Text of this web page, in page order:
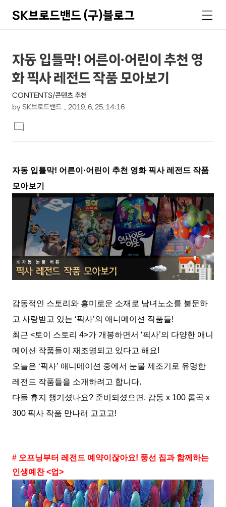
SK브로드밴드 (구)블로그
색
메
뉴
상
세
컨
텐
츠
본
문
제
목
자동 입틀막! 어른이·어린이 추천 영
화 픽사 레전드 작품 모아보기
CONTENTS/콘텐츠 추천
by SK브로드밴드 2019. 6. 25. 14:16
문
댓
글
자동 입틀막! 어른이·어린이 추천 영화 픽사 레전드 작품
모아보기
감동적인 스토리와 흥미로운 소재로 남녀노소를 불문하
고 사랑받고 있는 ‘픽사’의 애니메이션 작품들!
최근 <토이 스토리 4>가 개봉하면서 ‘픽사’의 다양한 애니
메이션 작품들이 재조명되고 있다고 해요!
오늘은 ‘픽사’ 애니메이션 중에서 눈물 제조기로 유명한
레전드 작품들을 소개하려고 합니다.
다들 휴지 챙기셨나요? 준비되셨으면, 감동 x 100 롬곡 x
300 픽사 작품 만나러 고고고!
# 오프닝부터 레전드 예약이잖아요! 풍선 집과 함께하는
인생예찬 <업>